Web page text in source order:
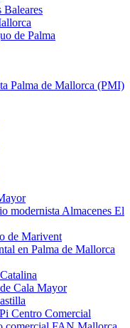
Baleares
de Palma
Palma de Mallorca (PMI)
modernista Almacenes El
de Marivent
en Palma de Mallorca
Cala Mayor
Centro Comercial